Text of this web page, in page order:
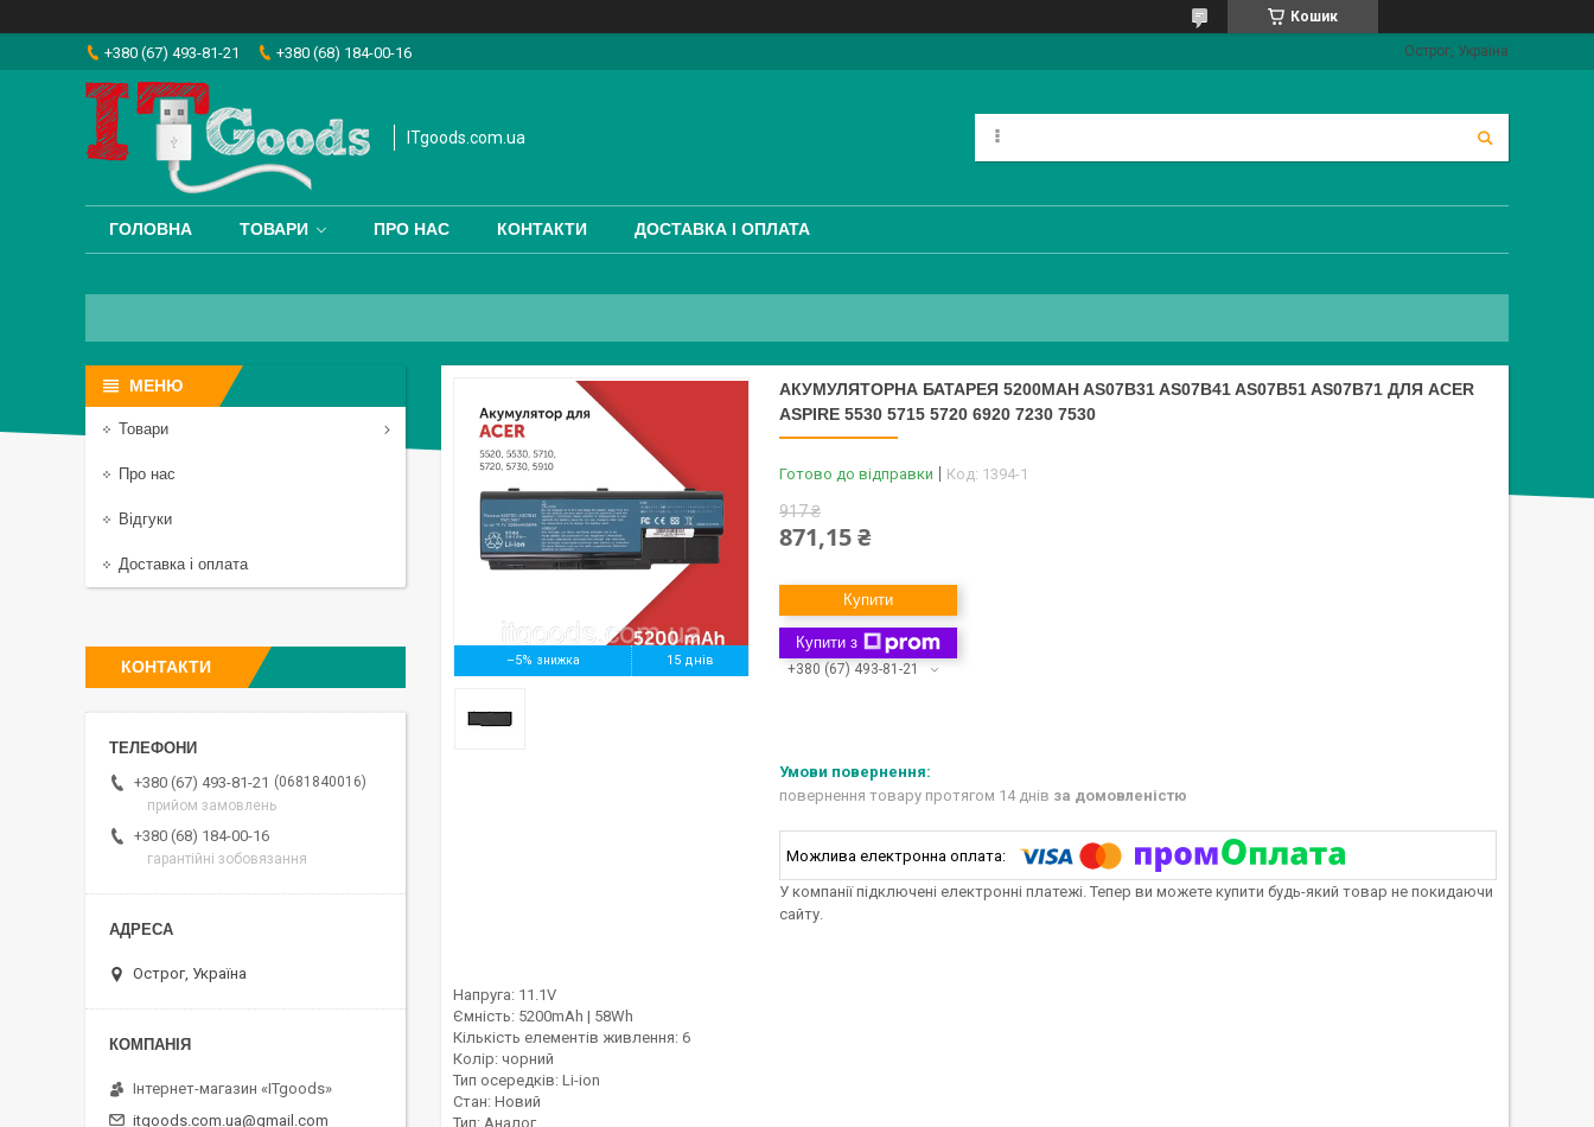
Кошик
+380 (67) 493-81-21 +380 (68) 184-00-16 Острог, Україна
ITgoods.com.ua
ГОЛОВНА ТОВАРИ ПРО НАС КОНТАКТИ ДОСТАВКА І ОПЛАТА
–5% 15 днів
АКУМУЛЯТОРНА БАТАРЕЯ 5200MAH AS07B31 AS07B41 AS07B51 AS07B71 ДЛЯ ACER
ASPIRE 5530 5715 5720 6920 7230 7530
Готово до відправки Код: 1394-1
917 ₴
871,15 ₴
Купити
Купити з
+380 (67) 493-81-21
повернення товару протягом 14 днів за домовленістю
У компанії підключені електронні платежі. Тепер ви можете купити будь-який товар не покидаючи
сайту.
Напруга: 11.1V
Ємність: 5200mAh | 58Wh
Кількість елементів живлення: 6
Колір: чорний
Тип осередків: Li-ion
Стан: Новий
Тип: Аналог
Товари
Про нас
Відгуки
Доставка і оплата
КОНТАКТИ
+380 (67) 493-81-21
0681840016
прийом замовлень
+380 (68) 184-00-16
гарантійні зобовязання
Острог, Україна
Інтернет-магазин «ITgoods»
itgoods.com.ua@gmail.com